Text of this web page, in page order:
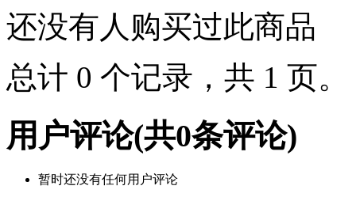
还没有人购买过此商品
总计 0 个记录，共 1 页。
用户评论(共0条评论)
暂时还没有任何用户评论